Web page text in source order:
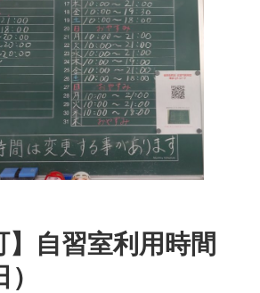
】自習室利用時間